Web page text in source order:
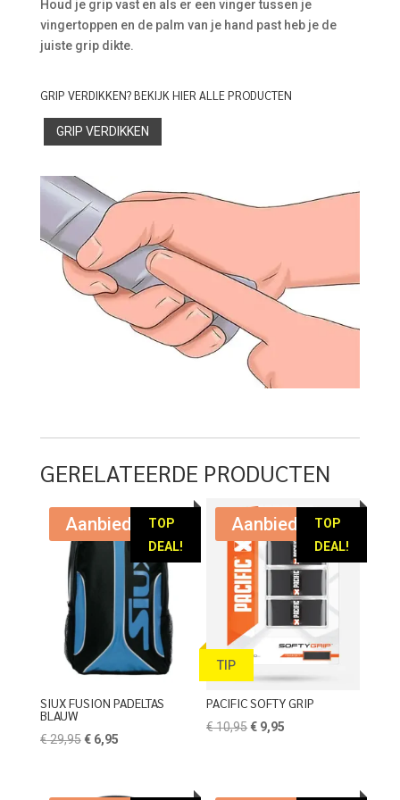
Houd je grip vast en als er een vinger tussen je
vingertoppen en de palm van je hand past heb je de
juiste grip dikte.
GRIP VERDIKKEN? BEKIJK HIER ALLE PRODUCTEN
GRIP VERDIKKEN
GERELATEERDE PRODUCTEN
TOP
DEAL!
Aanbieding!
SIUX FUSION PADELTAS
BLAUW
€29,95 Oorspronkelijke
€6,95Huidige
TOP
DEAL!
TIP
Aanbieding!
PACIFIC SOFTY GRIP
€10,95Oorspronkelijke
€ 10,95.
€ 9,95
€ 9,95.